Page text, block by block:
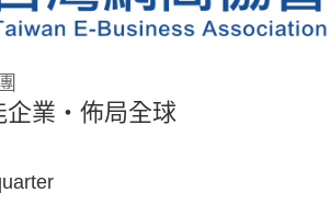
業・佈局全球